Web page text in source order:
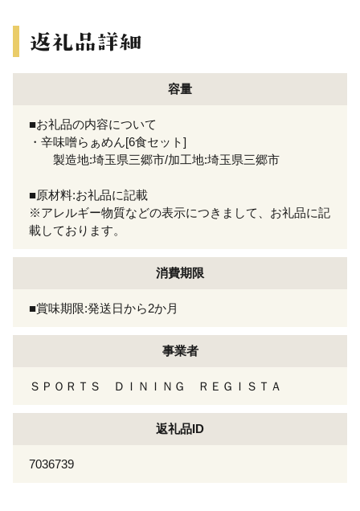
容量
■お礼品の内容について
・辛味噌らぁめん[6食セット]
製造地:埼玉県三郷市/加工地:埼玉県三郷市
■原材料:お礼品に記載
※アレルギー物質などの表示につきまして、お礼品に記
載しております。
消費期限
■賞味期限:発送日から2か月
事業者
ＳＰＯＲＴＳ ＤＩＮＩＮＧ ＲＥＧＩＳＴＡ
返礼品ID
7036739